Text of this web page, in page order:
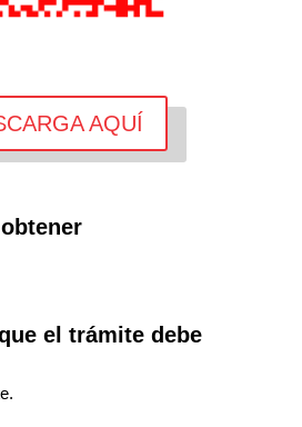
AQUÍ
el trámite debe